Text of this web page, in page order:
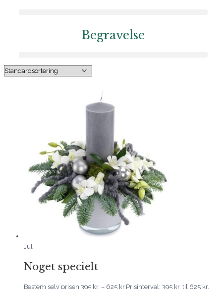
Begravelse
Jul
Noget specielt
Bestem selv prisen 395 kr. – 625 kr. Prisinterval: 395 kr. til 625 kr.